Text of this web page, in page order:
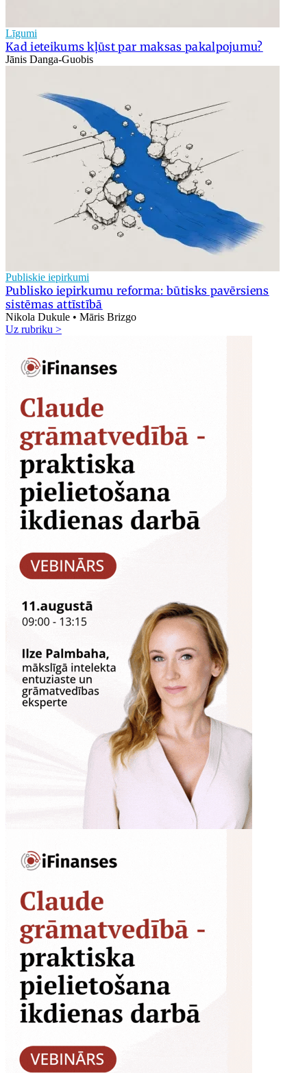
Līgumi
Kad ieteikums kļūst par maksas pakalpojumu?
Jānis Danga-Guobis
Publiskie iepirkumi
Publisko iepirkumu reforma: būtisks pavērsiens
sistēmas attīstībā
Nikola Dukule • Māris Brizgo
Uz rubriku >